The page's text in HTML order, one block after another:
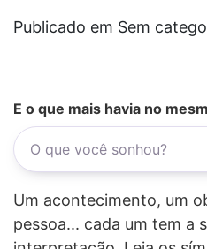
Publicado em Sem
E o que mais havia no
Um acontecimento, um
pessoa... cada um tem a